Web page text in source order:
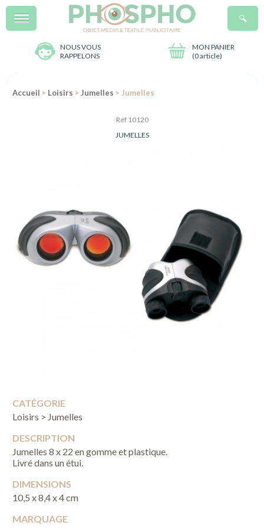
NOUS VOUS
RAPPELONS
MON PANIER
(0 article)
Menu
Accueil > Loisirs >Jumelles > Jumelles
Réf 10120
JUMELLES
CATÉGORIE
Loisirs > Jumelles
DESCRIPTION
Jumelles 8 x 22 en gomme et plastique.
Livré dans un étui.
DIMENSIONS
10,5 x 8,4 x 4 cm
MARQUAGE